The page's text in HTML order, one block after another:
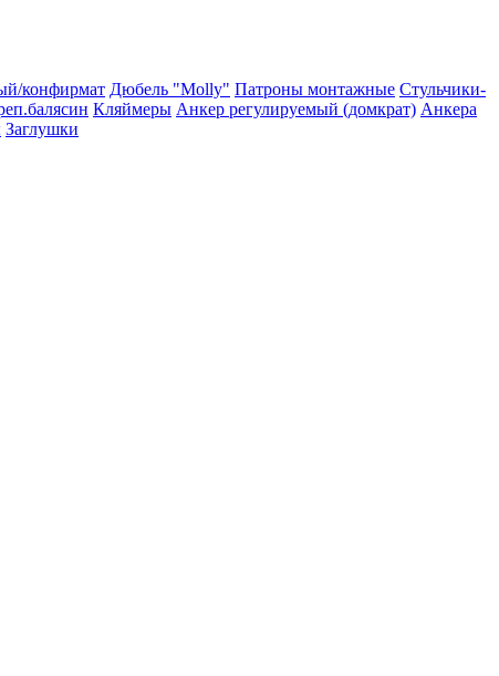
конфирмат Дюбель "Molly" Патроны монтажные Стульчики-
Кляймеры Анкер регулируемый (домкрат) Анкера
Заглушки